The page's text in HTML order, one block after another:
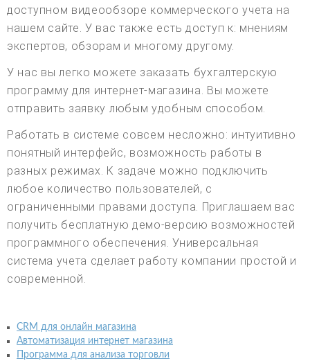
доступном видеообзоре коммерческого учета на
нашем сайте. У вас также есть доступ к: мнениям
экспертов, обзорам и многому другому.
У нас вы легко можете заказать бухгалтерскую
программу для интернет-магазина. Вы можете
отправить заявку любым удобным способом.
Работать в системе совсем несложно: интуитивно
понятный интерфейс, возможность работы в
разных режимах. К задаче можно подключить
любое количество пользователей, с
ограниченными правами доступа. Приглашаем вас
получить бесплатную демо-версию возможностей
программного обеспечения. Универсальная
система учета сделает работу компании простой и
современной.
CRM для онлайн магазина
Автоматизация интернет магазина
Программа для анализа торговли